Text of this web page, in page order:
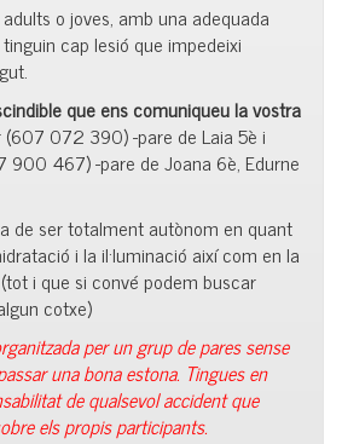
o joves, amb una adequada
cap lesió que impedeixi
que ens comuniqueu la vostra
(607 072 390) -pare de Laia 5è i
900 467) -pare de Joana 6è, Edurne
de ser totalment autònom en quant
i la il·luminació així com en la
i que si convé podem buscar
cotxe)
per un grup de pares sense
una bona estona. Tingues en
de qualsevol accident que
els propis participants.